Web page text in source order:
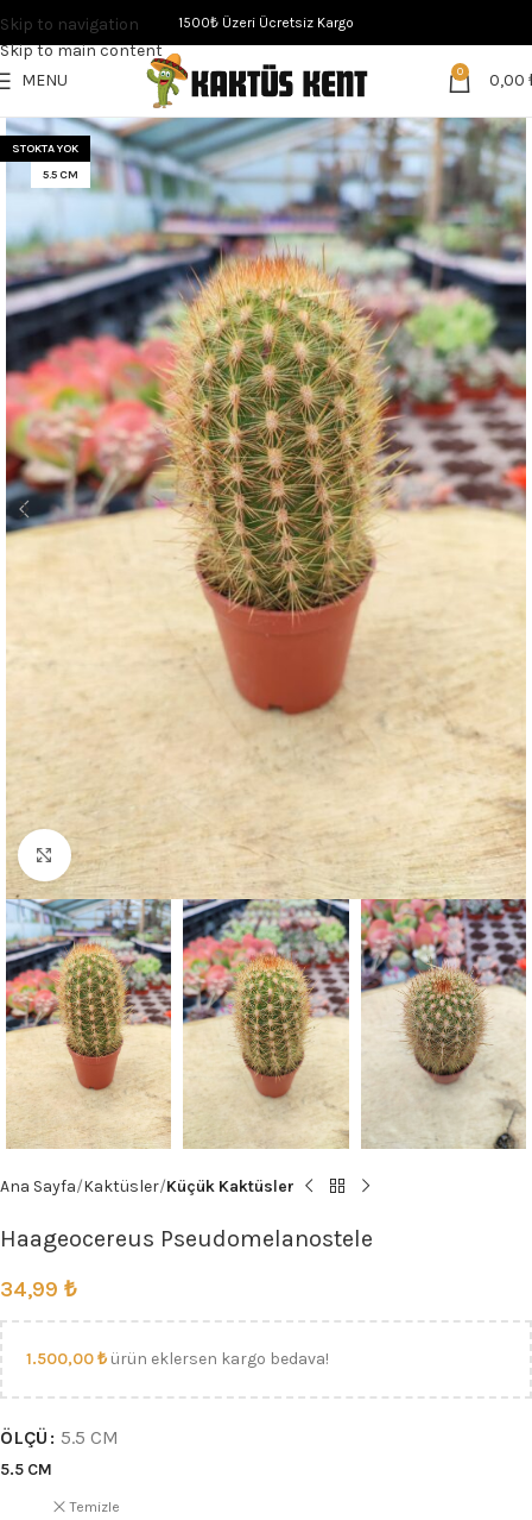
Skip to navigation
Skip to main content
1500₺ Üzeri Ücretsiz Kargo
MENU 0 0,00
STOKTA YOK
5.5 CM
Click to enlarge
Ana Sayfa Kaktüsler Küçük Kaktüsler
Haageocereus Pseudomelanostele
34,99 ₺
1.500,00₺ ürün eklersen kargo bedava!
ÖLÇÜ 5.5 CM
5.5 CM
Temizle